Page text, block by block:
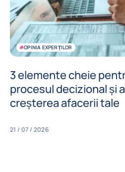
#OPINIA EXPERȚILOR
3 elemente cheie
procesul decizional și
creșterea afacerii tale
21 / 07 / 2026